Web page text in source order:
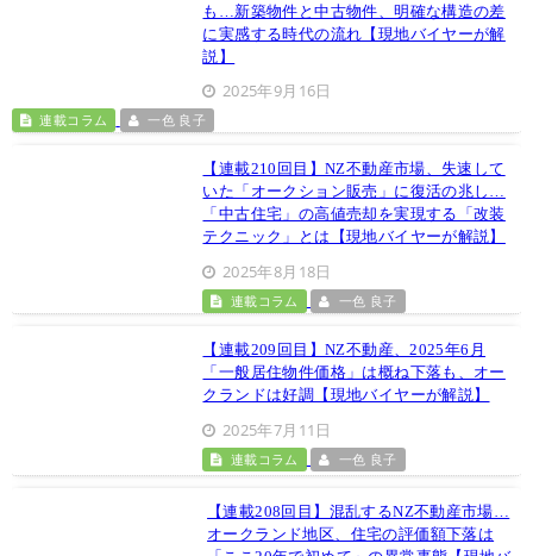
も…新築物件と中古物件、明確な構造の差
に実感する時代の流れ【現地バイヤーが解
説】
2025年9月16日
連載コラム 一色 良子
【連載210回目】NZ不動産市場、失速して
いた「オークション販売」に復活の兆し…
「中古住宅」の高値売却を実現する「改装
テクニック」とは【現地バイヤーが解説】
2025年8月18日
連載コラム 一色 良子
【連載209回目】NZ不動産、2025年6月
「一般居住物件価格」は概ね下落も、オー
クランドは好調【現地バイヤーが解説】
2025年7月11日
連載コラム 一色 良子
【連載208回目】混乱するNZ不動産市場…
オークランド地区、住宅の評価額下落は